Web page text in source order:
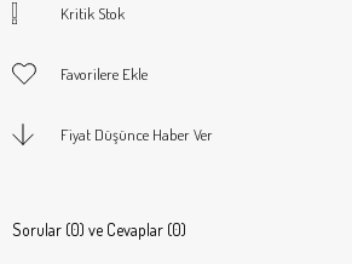
Kritik Stok
Favorilere Ekle
Fiyat Düşünce Haber Ver
Sorular (0) ve Cevaplar (0)